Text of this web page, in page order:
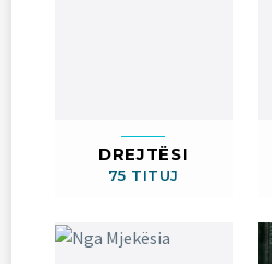
DREJTËSI
75 TITUJ